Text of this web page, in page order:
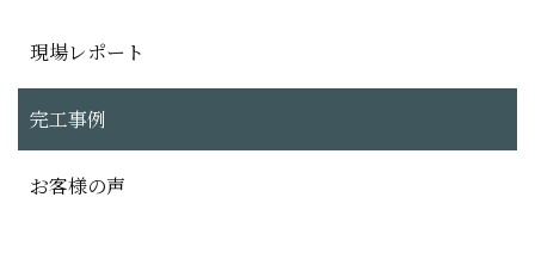
現場レポート
完工事例
お客様の声